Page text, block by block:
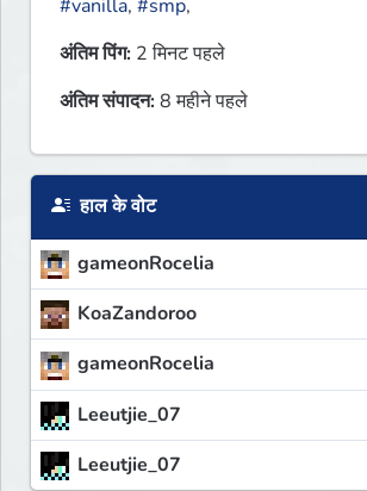
#vanilla, #smp,
अंतिम पिंग: 2 मिनट पहले
अंतिम संपादन:8 महीने पहले
हाल के वोट
gameonRocelia
KoaZandoroo
gameonRocelia
Leeutjie_07
Leeutjie_07